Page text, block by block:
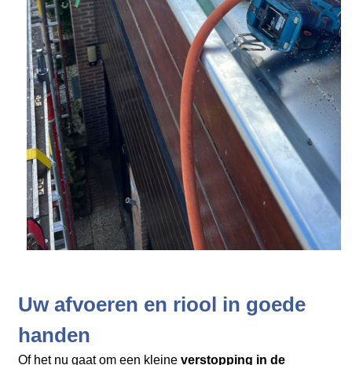
Uw afvoeren en riool in goede
handen
Of het nu gaat om een kleine verstopping in de